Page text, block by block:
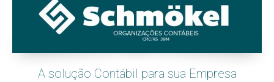
A solução Contábil para sua Empresa